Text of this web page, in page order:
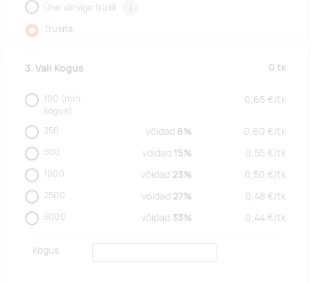
Ühe värviga trükk i
Trükita
3. Vali Kogus 0 tk
100 (min.
kogus)
0,65 €/tk
250 võidad 8% 0,60 €/tk
500 võidad 15% 0,55 €/tk
1000 võidad 23% 0,50 €/tk
2500 võidad 27% 0,48 €/tk
5000 võidad 33% 0,44 €/tk
Kogus